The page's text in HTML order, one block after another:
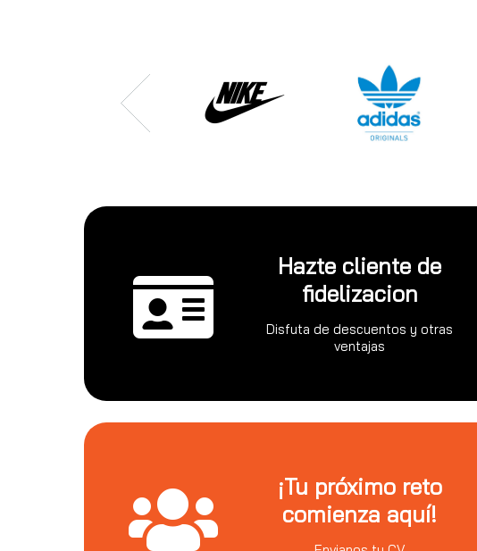
Hazte cliente de
fidelizacion
Disfuta de descuentos y otras
ventajas
¡Tu próximo reto
comienza aquí!